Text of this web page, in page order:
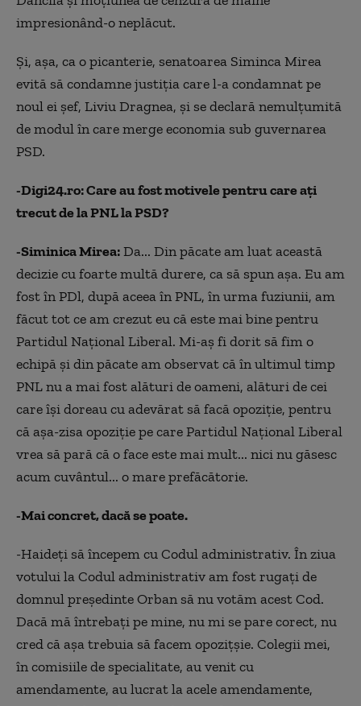
impresionând-o neplăcut.
Şi, aşa, ca o picanterie, senatoarea Siminca Mirea
evită să condamne justiţia care l-a condamnat pe
noul ei şef, Liviu Dragnea, şi se declară nemulţumită
de modul în care merge economia sub guvernarea
PSD.
-Digi24.ro: Care au fost motivele pentru care aţi
trecut de la PNL la PSD?
-Siminica Mirea:Da... Din păcate am luat această
decizie cu foarte multă durere, ca să spun aşa. Eu am
fost în PDl, după aceea în PNL, în urma fuziunii, am
făcut tot ce am crezut eu că este mai bine pentru
Partidul Naţional Liberal. Mi-aş fi dorit să fim o
echipă şi din păcate am observat că în ultimul timp
PNL nu a mai fost alături de oameni, alături de cei
care îşi doreau cu adevărat să facă opoziţie, pentru
că aşa-zisa opoziţie pe care Partidul Naţional Liberal
vrea să pară că o face este mai mult... nici nu găsesc
acum cuvântul... o mare prefăcătorie.
-Mai concret, dacă se poate.
-Haideţi să începem cu Codul administrativ. În ziua
votului la Codul administrativ am fost rugaţi de
domnul preşedinte Orban să nu votăm acest Cod.
Dacă mă întrebaţi pe mine, nu mi se pare corect, nu
cred că aşa trebuia să facem opoziţşie. Colegii mei,
în comisiile de specialitate, au venit cu
amendamente, au lucrat la acele amendamente,